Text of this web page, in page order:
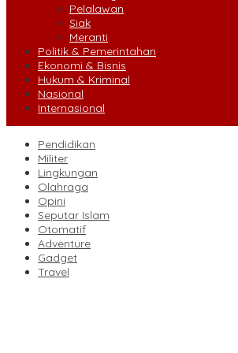
Pelalawan
Siak
Meranti
Politik & Pemerintahan
Ekonomi & Bisnis
Hukum & Kriminal
Nasional
Internasional
Pendidikan
Militer
Lingkungan
Olahraga
Opini
Seputar Islam
Otomatif
Adventure
Gadget
Travel